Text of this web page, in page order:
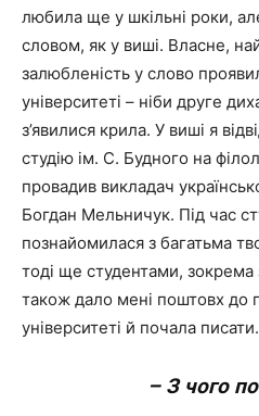
любила ще у шкільні роки,
словом, як у виші. Власне,
залюбленість у слово
університеті – ніби друге
з’явилися крила. У виші я
студію ім. С. Будного на
провадив викладач
Богдан Мельничук. Під час
познайомилася з багатьма
тоді ще студентами,
також дало мені поштовх до
університеті й почала писати.
– З чого